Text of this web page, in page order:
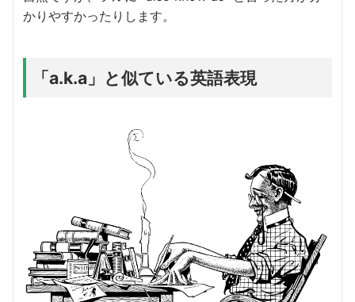
かりやすかったりします。
「a.k.a」と似ている英語表現